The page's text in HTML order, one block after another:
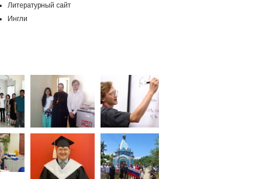
Литературный сайт
Ингли